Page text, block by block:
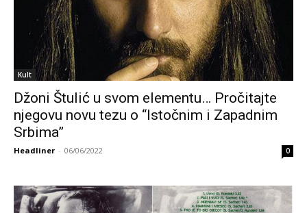
Kult
Džoni Štulić u svom elementu… Pročitajte
njegovu novu tezu o “Istočnim i Zapadnim
Srbima”
Headliner - 06/06/2022 0